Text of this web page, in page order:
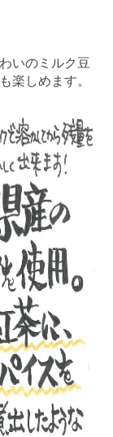
いのミルク豆
楽しめます。